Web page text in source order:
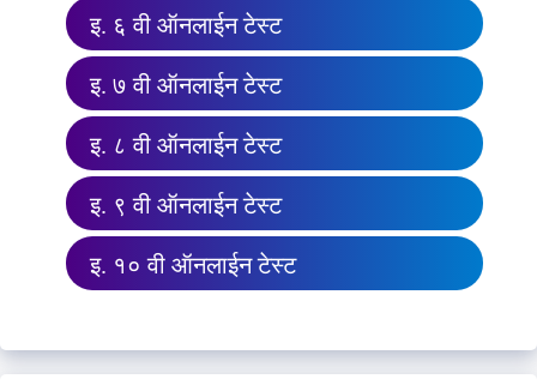
इ. ६ वी ऑनलाईन टेस्ट
इ. ७ वी ऑनलाईन टेस्ट
इ. ८ वी ऑनलाईन टेस्ट
इ. ९ वी ऑनलाईन टेस्ट
इ. १० वी ऑनलाईन टेस्ट